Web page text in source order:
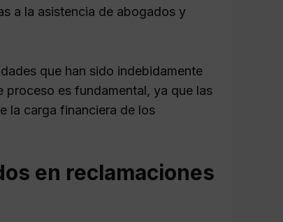
a la asistencia de abogados y
que han sido indebidamente
es fundamental, ya que las
la carga financiera de los
en reclamaciones